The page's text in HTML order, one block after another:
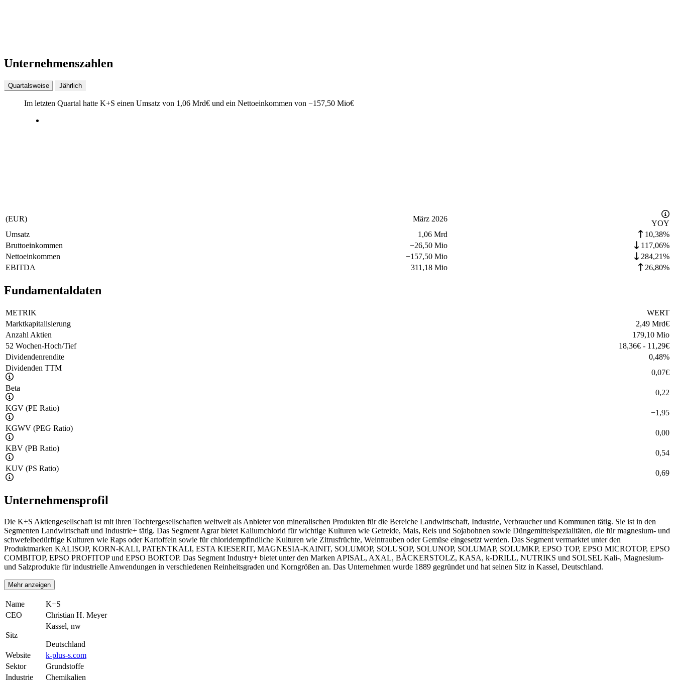
Unternehmenszahlen
Quartalsweise Jährlich
Im letzten Quartal hatte K+S einen Umsatz von 1,06 Mrd€ und ein Nettoeinkommen von −157,50 Mio€
(EUR) März 2026
YOY
Umsatz
1,06 Mrd
10,38%
Bruttoeinkommen
−26,50 Mio
117,06%
Nettoeinkommen
−157,50 Mio
284,21%
EBITDA
311,18 Mio 26,80%
Fundamentaldaten
METRIK
WERT
Marktkapitalisierung
2,49 Mrd€
Anzahl Aktien
179,10 Mio
52 Wochen-Hoch/Tief
18,36€ - 11,29€
Dividendenrendite
0,48%
Dividenden TTM
0,07€
Beta
0,22
KGV (PE Ratio)
−1,95
KGWV (PEG Ratio)
0,00
KBV (PB Ratio)
0,54
KUV (PS Ratio)
0,69
Unternehmensprofil
Die K+S Aktiengesellschaft ist mit ihren Tochtergesellschaften weltweit als Anbieter von mineralischen Produkten für die Bereiche Landwirtschaft, Industrie, Verbraucher und Kommunen tätig. Sie ist in den
Segmenten Landwirtschaft und Industrie+ tätig. Das Segment Agrar bietet Kaliumchlorid für wichtige Kulturen wie Getreide, Mais, Reis und Sojabohnen sowie Düngemittelspezialitäten, die für magnesium- und
schwefelbedürftige Kulturen wie Raps oder Kartoffeln sowie für chloridempfindliche Kulturen wie Zitrusfrüchte, Weintrauben oder Gemüse eingesetzt werden. Das Segment vermarktet unter den
Produktmarken KALISOP, KORN-KALI, PATENTKALI, ESTA KIESERIT, MAGNESIA-KAINIT, SOLUMOP, SOLUSOP, SOLUNOP, SOLUMAP, SOLUMKP, EPSO TOP, EPSO MICROTOP, EPSO
COMBITOP, EPSO PROFITOP und EPSO BORTOP. Das Segment Industry+ bietet unter den Marken APISAL, AXAL, BÄCKERSTOLZ, KASA, k-DRILL, NUTRIKS und SOLSEL Kali-, Magnesium-
und Salzprodukte für industrielle Anwendungen in verschiedenen Reinheitsgraden und Korngrößen an. Das Unternehmen wurde 1889 gegründet und hat seinen Sitz in Kassel, Deutschland.
Mehr anzeigen
Name
K+S
CEO
Christian H. Meyer
Sitz
Kassel, nw
Deutschland
Website
k-plus-s.com
Sektor
Grundstoffe
Industrie
Chemikalien